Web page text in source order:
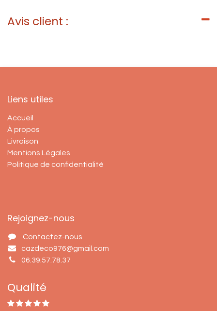
Avis client :
Liens utiles
Accueil
À propos
Livraison
Mentions Légales
Politique de confidentialité
Rejoignez-nous
Contactez-nous
cazdeco976@gmail.com
06.39.57.78.37
Qualité